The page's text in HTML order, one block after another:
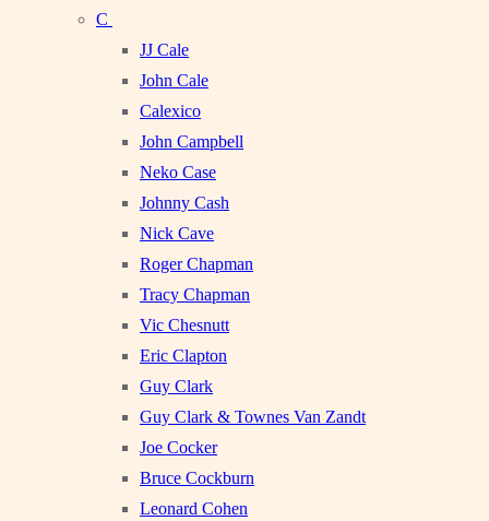
C
JJ Cale
John Cale
Calexico
John Campbell
Neko Case
Johnny Cash
Nick Cave
Roger Chapman
Tracy Chapman
Vic Chesnutt
Eric Clapton
Guy Clark
Guy Clark & Townes Van Zandt
Joe Cocker
Bruce Cockburn
Leonard Cohen